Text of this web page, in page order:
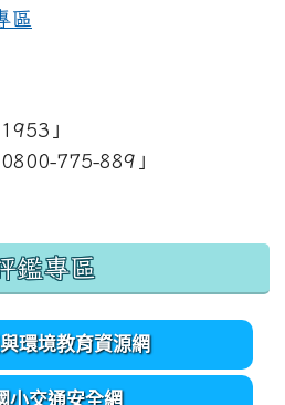
區
」
775-889」
鑑專區
環境教育資源網
小交通安全網